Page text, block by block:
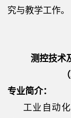
究与教学工作。
测控技术
专业简介：
工业自动